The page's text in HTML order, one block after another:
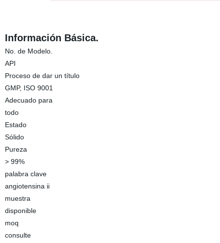
Información Básica.
No. de Modelo.
API
Proceso de dar un título
GMP, ISO 9001
Adecuado para
todo
Estado
Sólido
Pureza
> 99%
palabra clave
angiotensina ii
muestra
disponible
moq
consulte